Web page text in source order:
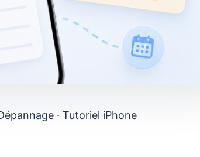
· Tutoriel iPhone